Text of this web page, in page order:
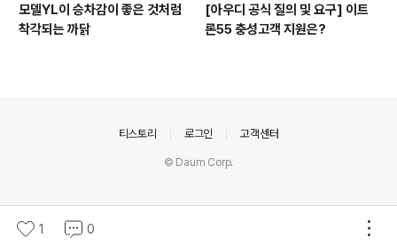
모델YL이 승차감이 좋은 것처럼
착각되는 까닭
[아우디 공식 질의 및 요구] 이트
론55 충성고객 지원은?
1 0
티스토리 로그인 고객센터
© Daum Corp.